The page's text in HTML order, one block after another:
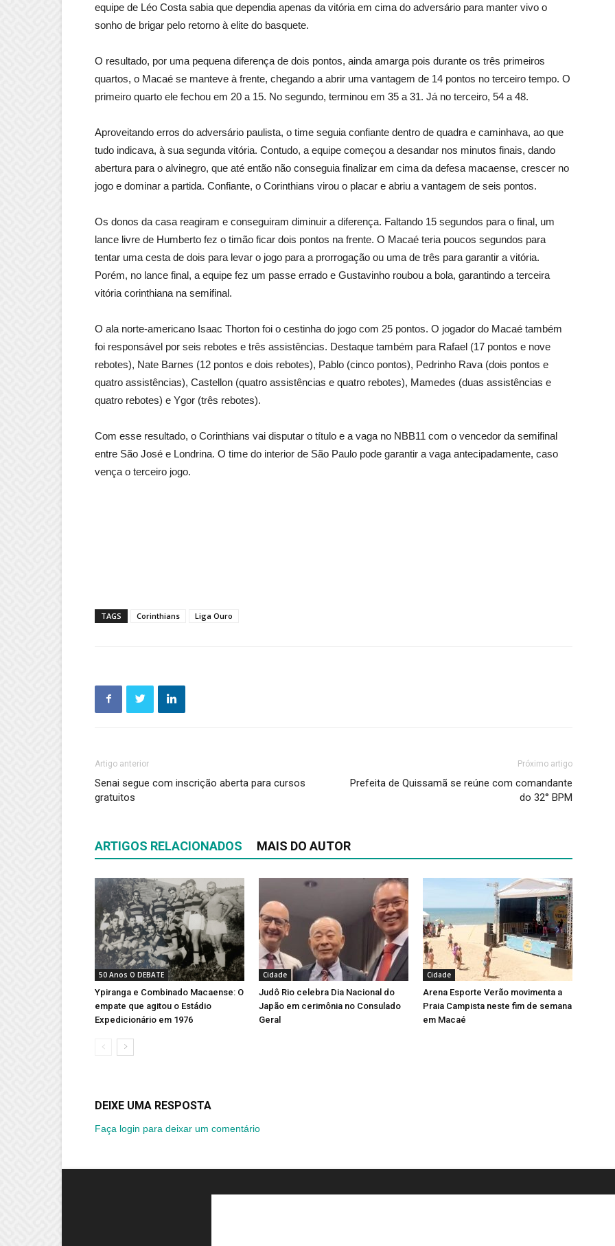
equipe de Léo Costa sabia que dependia apenas da vitória em cima do adversário para manter vivo o
sonho de brigar pelo retorno à elite do basquete.
O resultado, por uma pequena diferença de dois pontos, ainda amarga pois durante os três primeiros
quartos, o Macaé se manteve à frente, chegando a abrir uma vantagem de 14 pontos no terceiro tempo. O
primeiro quarto ele fechou em 20 a 15. No segundo, terminou em 35 a 31. Já no terceiro, 54 a 48.
Aproveitando erros do adversário paulista, o time seguia confiante dentro de quadra e caminhava, ao que
tudo indicava, à sua segunda vitória. Contudo, a equipe começou a desandar nos minutos finais, dando
abertura para o alvinegro, que até então não conseguia finalizar em cima da defesa macaense, crescer no
jogo e dominar a partida. Confiante, o Corinthians virou o placar e abriu a vantagem de seis pontos.
Os donos da casa reagiram e conseguiram diminuir a diferença. Faltando 15 segundos para o final, um
lance livre de Humberto fez o timão ficar dois pontos na frente. O Macaé teria poucos segundos para
tentar uma cesta de dois para levar o jogo para a prorrogação ou uma de três para garantir a vitória.
Porém, no lance final, a equipe fez um passe errado e Gustavinho roubou a bola, garantindo a terceira
vitória corinthiana na semifinal.
O ala norte-americano Isaac Thorton foi o cestinha do jogo com 25 pontos. O jogador do Macaé também
foi responsável por seis rebotes e três assistências. Destaque também para Rafael (17 pontos e nove
rebotes), Nate Barnes (12 pontos e dois rebotes), Pablo (cinco pontos), Pedrinho Rava (dois pontos e
quatro assistências), Castellon (quatro assistências e quatro rebotes), Mamedes (duas assistências e
quatro rebotes) e Ygor (três rebotes).
Com esse resultado, o Corinthians vai disputar o título e a vaga no NBB11 com o vencedor da semifinal
entre São José e Londrina. O time do interior de São Paulo pode garantir a vaga antecipadamente, caso
vença o terceiro jogo.
TAGS Corinthians Liga Ouro
Artigo anterior
Senai segue com inscrição aberta para cursos
gratuitos
Próximo artigo
Prefeita de Quissamã se reúne com comandante
do 32° BPM
ARTIGOS RELACIONADOS MAIS DO AUTOR
50 Anos O DEBATE
Ypiranga e Combinado Macaense: O
empate que agitou o Estádio
Expedicionário em 1976
Cidade
Judô Rio celebra Dia Nacional do
Japão em cerimônia no Consulado
Geral
Cidade
Arena Esporte Verão movimenta a
Praia Campista neste fim de semana
em Macaé
DEIXE UMA RESPOSTA
Faça login para deixar um comentário